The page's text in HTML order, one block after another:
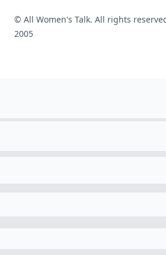
© All Women's Talk. All rights
2005